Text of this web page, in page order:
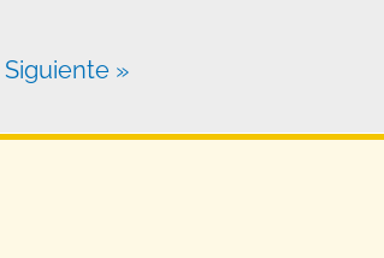
Siguiente »